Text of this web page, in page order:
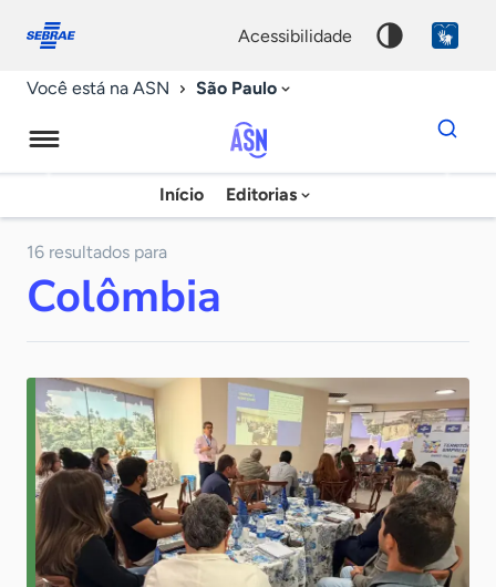
conosco
acessibilidade
Você está na ASN São Paulo
Agência
Sebrae
Início Editorias
Dados
para
chave
16 resultados para
Colômbia